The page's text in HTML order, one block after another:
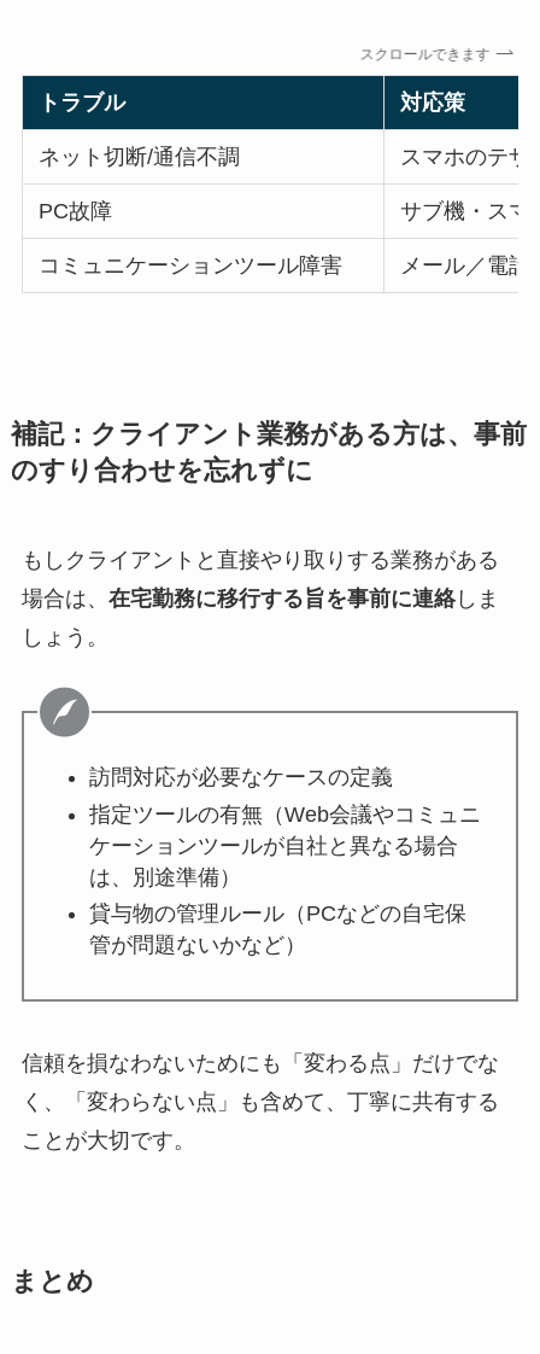
スクロールできます
トラブル 対応策
ネット切断/通信不調 スマホのテザ
PC故障 サブ機・スマ
コミュニケーションツール障害 メール／電話
補記： クライアント業務がある方は、事前
のすり合わせを忘れずに
もしクライアントと直接やり取りする業務がある
場合は、 在宅勤務に移行する旨を事前に連絡しま
しょう。
訪問対応が必要なケースの定義
指定ツールの有無（Web会議やコミュニ
ケーションツールが自社と異なる場合
は、別途準備）
貸与物の管理ルール（PCなどの自宅保
管が問題ないかなど）
信頼を損なわないためにも「変わる点」だけでな
く、「変わらない点」も含めて、丁寧に共有する
ことが大切です。
まとめ